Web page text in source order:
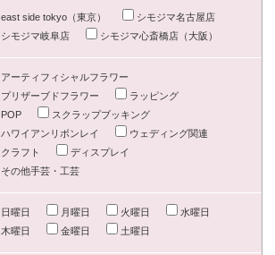
east side tokyo（東京）
シモジマ名古屋店
シモジマ岐阜店
シモジマ心斎橋店（大阪）
アーティフィシャルフラワー
プリザーブドフラワー
ラッピング
POP
スクラップブッキング
ハワイアンリボンレイ
ウェディング関連
クラフト
ディスプレイ
その他手芸・工芸
日曜日 月曜日 火曜日
水曜日
木曜日
金曜日 土曜日